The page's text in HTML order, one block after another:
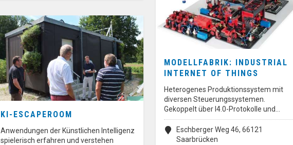
MODELLFABRIK: INDUSTRIAL
INTERNET OF THINGS
Heterogenes Produktionssystem mit
diversen Steuerungssystemen.
Gekoppelt über I4.0-Protokolle und…
Eschberger Weg 46, 66121
Saarbrücken
KI-ESCAPEROOM
Anwendungen der Künstlichen Intelligenz
spielerisch erfahren und verstehen